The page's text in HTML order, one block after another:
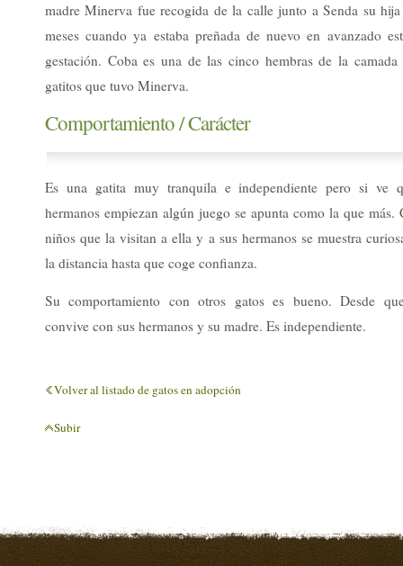
madre Minerva fue recogida de la calle junto a Senda su
meses cuando ya estaba preñada de nuevo en avanzado
gestación. Coba es una de las cinco hembras de la camada
gatitos que tuvo Minerva.
Comportamiento / Carácter
Es una gatita muy tranquila e independiente pero si ve
hermanos empiezan algún juego se apunta como la que más.
niños que la visitan a ella y a sus hermanos se muestra
la distancia hasta que coge confianza.
Su comportamiento con otros gatos es bueno. Desde
convive con sus hermanos y su madre. Es independiente.
Volver al listado de gatos en adopción
Subir